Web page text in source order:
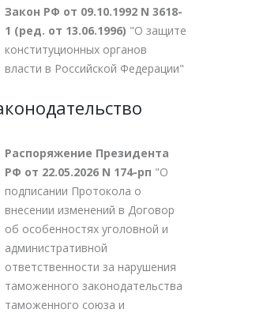
Закон РФ от 09.10.1992 N 3618-
1 (ред. от 13.06.1996) "О защите
конституционных органов
власти в Российской Федерации"
Распоряжение Президента
РФ от 22.05.2026 N 174-рп "О
подписании Протокола о
внесении изменений в Договор
об особенностях уголовной и
административной
ответственности за нарушения
таможенного законодательства
таможенного союза и